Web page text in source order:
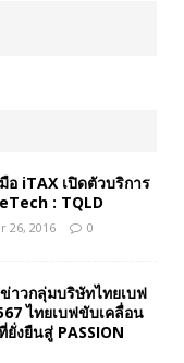
อ iTAX เปิดตัวบริการ
: TQLD
26, 2016 0
าวกลุ่มบริษัทไทยเบฟ
ไทยเบฟขับเคลื่อน
ยั่งยืนสู่ PASSION